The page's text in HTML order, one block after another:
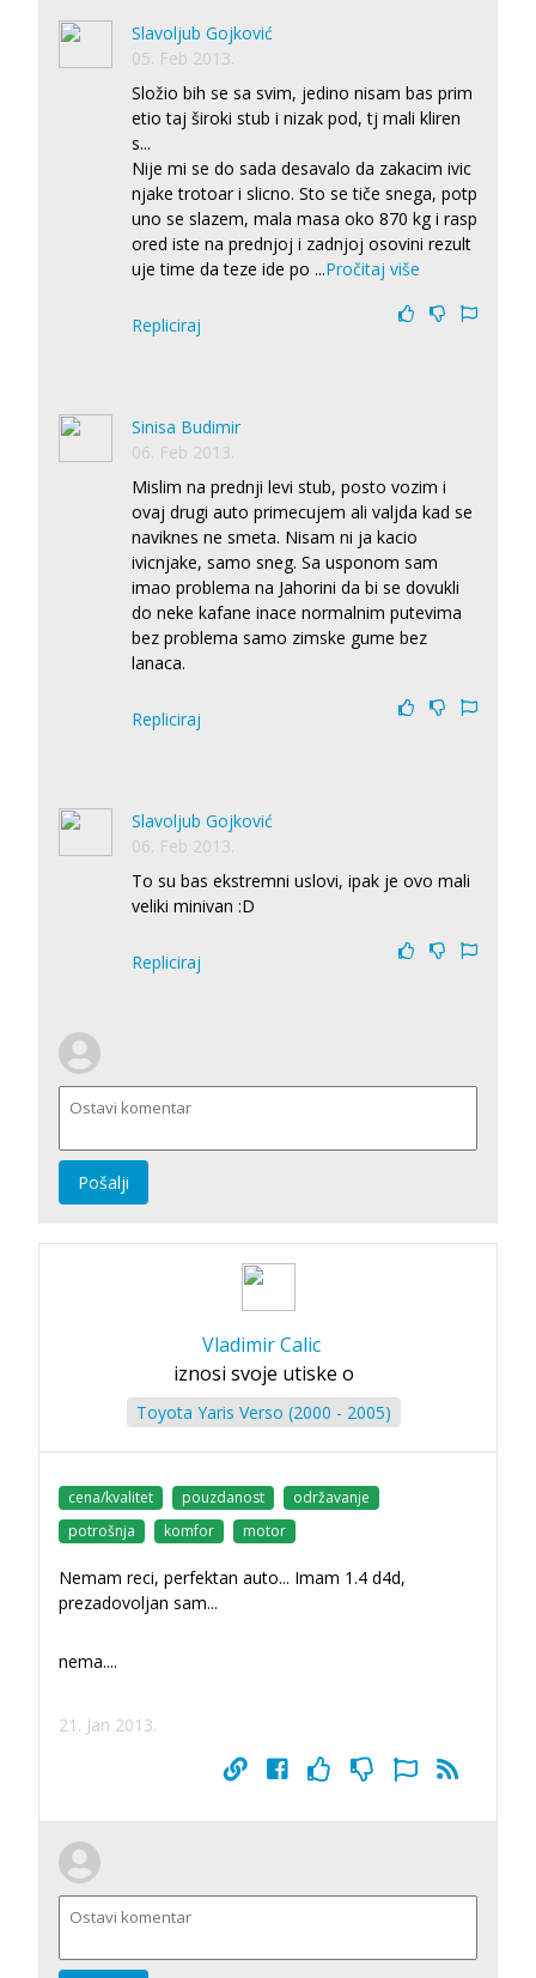
Slavoljub Gojković
05. Feb 2013.
Složio bih se sa svim, jedino nisam bas prim
etio taj široki stub i nizak pod, tj mali kliren
s...
Nije mi se do sada desavalo da zakacim ivic
njake trotoar i slicno. Sto se tiče snega, potp
uno se slazem, mala masa oko 870 kg i rasp
ored iste na prednjoj i zadnjoj osovini rezult
uje time da teze ide po ...Pročitaj više
Repliciraj
Sinisa Budimir
06. Feb 2013.
Mislim na prednji levi stub, posto vozim i
ovaj drugi auto primecujem ali valjda kad se
naviknes ne smeta. Nisam ni ja kacio
ivicnjake, samo sneg. Sa usponom sam
imao problema na Jahorini da bi se dovukli
do neke kafane inace normalnim putevima
bez problema samo zimske gume bez
lanaca.
Repliciraj
Slavoljub Gojković
06. Feb 2013.
To su bas ekstremni uslovi, ipak je ovo mali
veliki minivan :D
Repliciraj
Pošalji
Vladimir Calic
iznosi svoje utiske o
Toyota Yaris Verso (2000 - 2005)
cena/kvalitet pouzdanost
održavanje
potrošnja
komfor motor
Nemam reci, perfektan auto... Imam 1.4 d4d,
prezadovoljan sam...
nema....
21. Jan 2013.